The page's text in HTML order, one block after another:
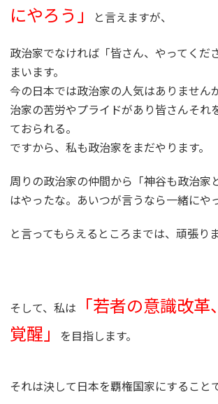
にやろう」
と言えますが、
政治家でなければ「皆さん、やってくだ
まいます。
今の日本では政治家の人気はありません
治家の苦労やプライドがあり皆さんそれ
ておられる。
ですから、私も政治家をまだやります。
周りの政治家の仲間から「神谷も政治家
はやったな。あいつが言うなら一緒にや
と言ってもらえるところまでは、頑張りま
そして、私は
「若者の意識改
覚醒」
を目指します。
それは決して日本を覇権国家にすること